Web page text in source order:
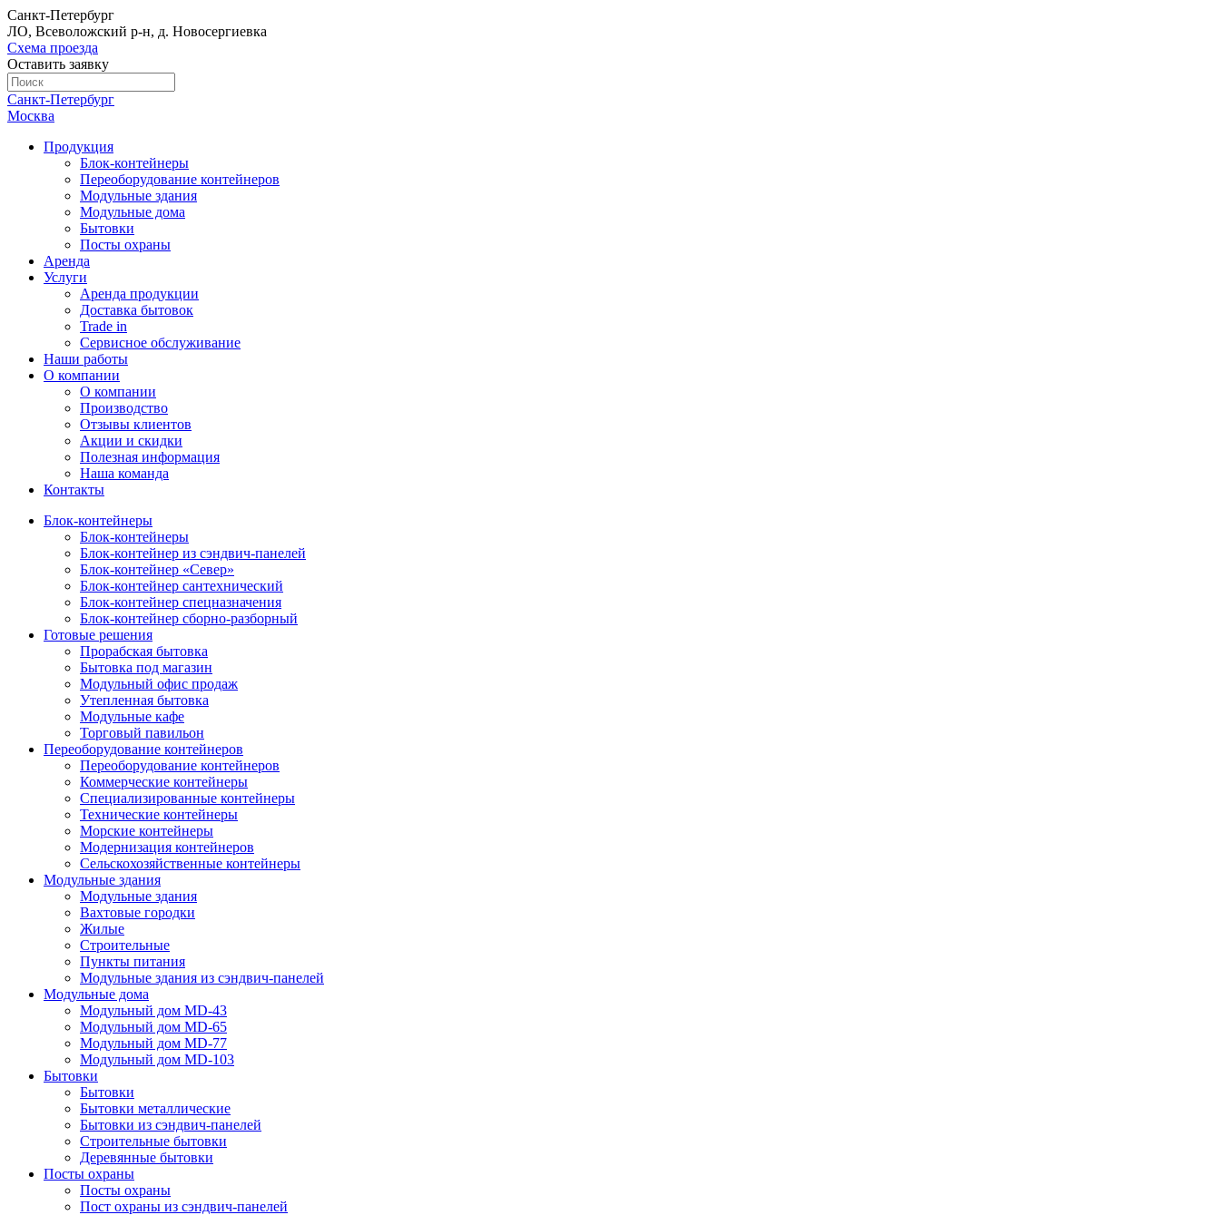
Санкт-Петербург
ЛО, Всеволожский р-н, д. Новосергиевка
Схема проезда
Оставить заявку
Санкт-Петербург
Москва
Продукция
Блок-контейнеры
Переоборудование контейнеров
Модульные здания
Модульные дома
Бытовки
Посты охраны
Аренда
Услуги
Аренда продукции
Доставка бытовок
Trade in
Сервисное обслуживание
Наши работы
О компании
О компании
Производство
Отзывы клиентов
Акции и скидки
Полезная информация
Наша команда
Контакты
Блок-контейнеры
Блок-контейнеры
Блок-контейнер из сэндвич-панелей
Блок-контейнер «Север»
Блок-контейнер сантехнический
Блок-контейнер спецназначения
Блок-контейнер сборно-разборный
Готовые решения
Прорабская бытовка
Бытовка под магазин
Модульный офис продаж
Утепленная бытовка
Модульные кафе
Торговый павильон
Переоборудование контейнеров
Переоборудование контейнеров
Коммерческие контейнеры
Специализированные контейнеры
Технические контейнеры
Морские контейнеры
Модернизация контейнеров
Сельскохозяйственные контейнеры
Модульные здания
Модульные здания
Вахтовые городки
Жилые
Строительные
Пункты питания
Модульные здания из сэндвич-панелей
Модульные дома
Модульный дом MD-43
Модульный дом MD-65
Модульный дом MD-77
Модульный дом MD-103
Бытовки
Бытовки
Бытовки металлические
Бытовки из сэндвич-панелей
Строительные бытовки
Деревянные бытовки
Посты охраны
Посты охраны
Пост охраны из сэндвич-панелей